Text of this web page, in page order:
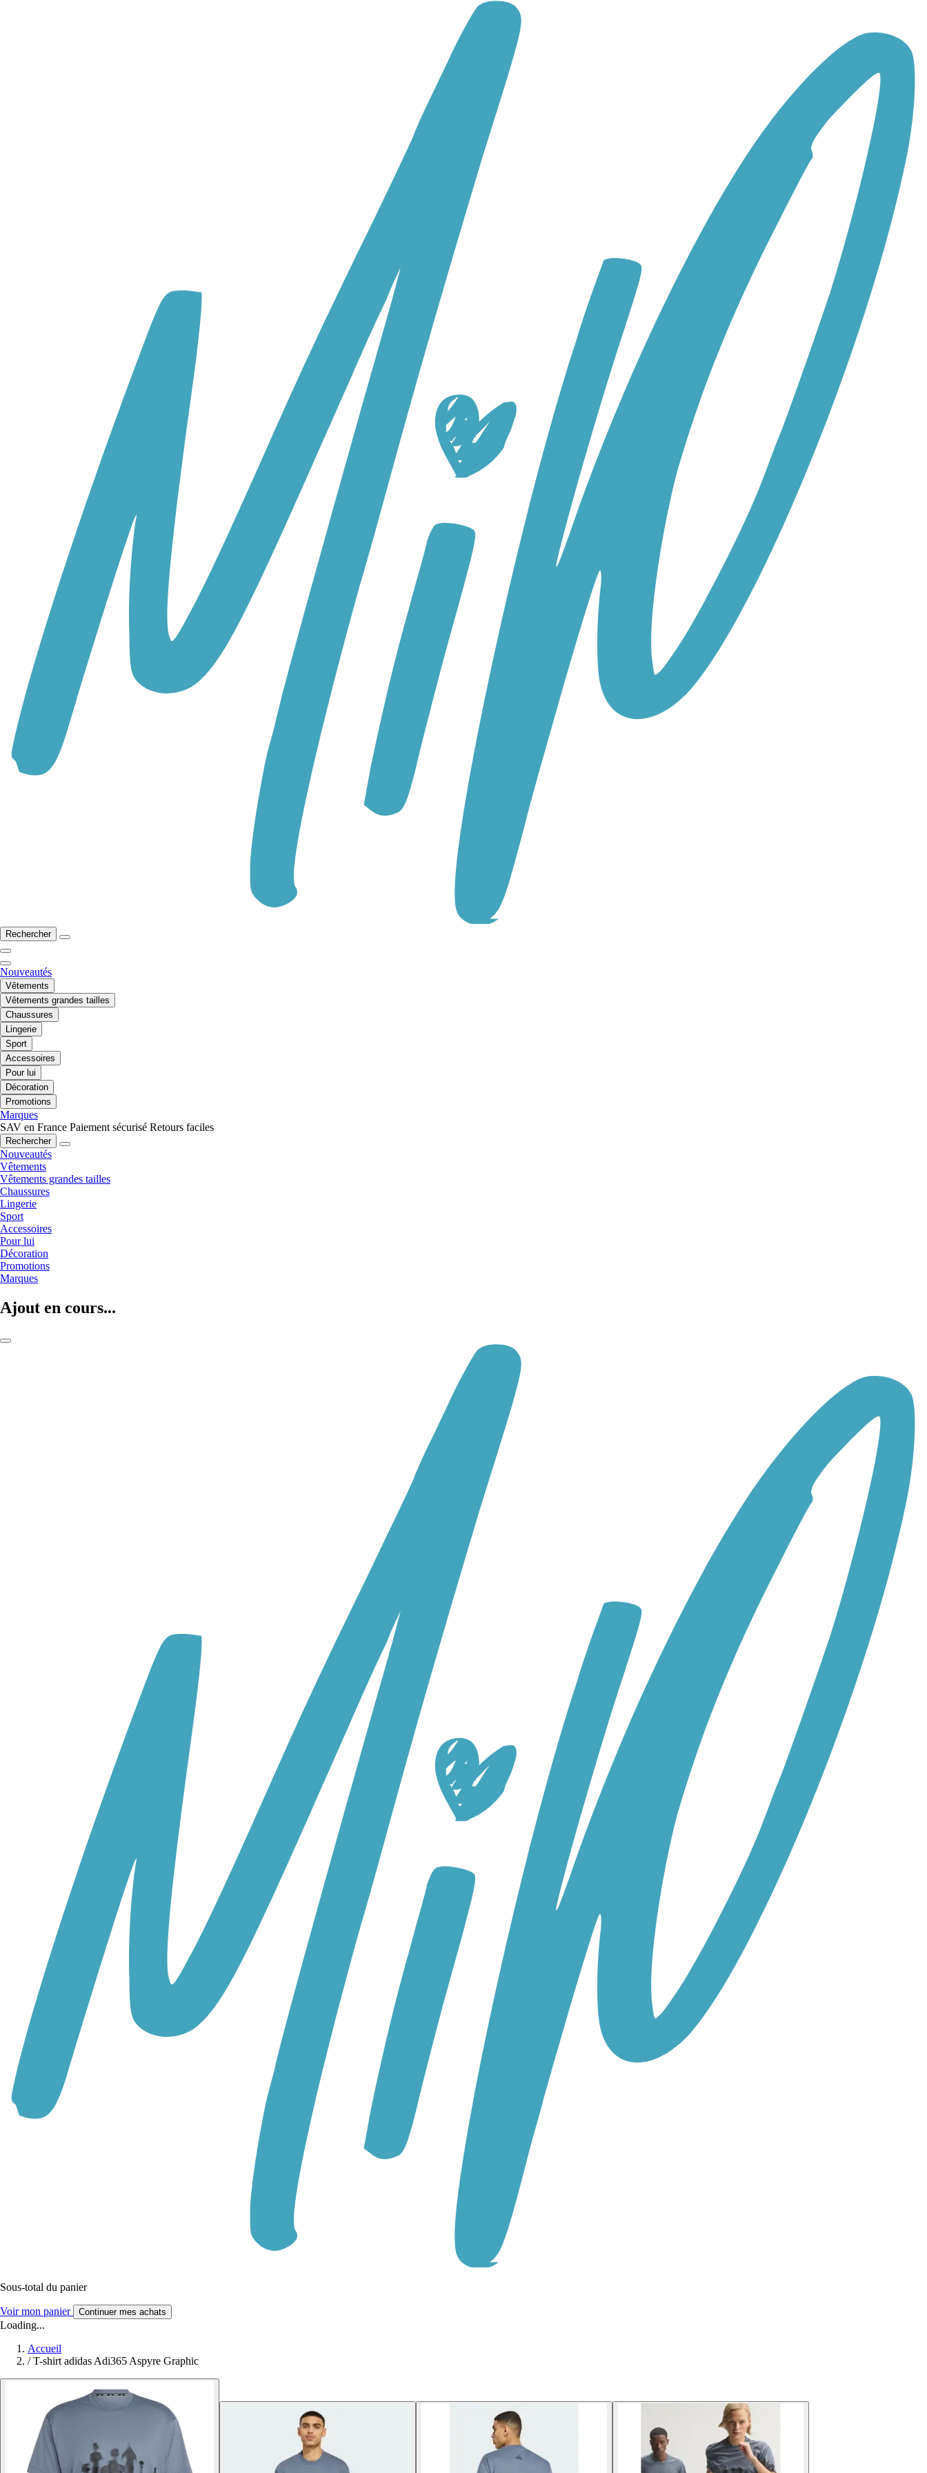
Rechercher
Nouveautés
Vêtements
Vêtements grandes tailles
Chaussures
Lingerie
Sport
Accessoires
Pour lui
Décoration
Promotions
Marques
SAV en France Paiement sécurisé Retours faciles
Rechercher
Nouveautés
Vêtements
Vêtements grandes tailles
Chaussures
Lingerie
Sport
Accessoires
Pour lui
Décoration
Promotions
Marques
Ajout en cours...
Sous-total du panier
Voir mon panier Continuer mes achats
Loading...
Accueil
/ T-shirt adidas Adi365 Aspyre Graphic